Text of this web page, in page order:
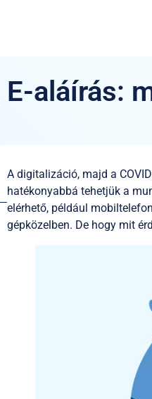
E-aláírás:
A digitalizáció, majd a
hatékonyabbá tehetjük a
elérhető, például
gépközelben. De hogy mit